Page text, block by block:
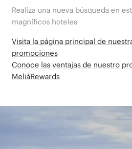
Realiza una nueva búsqueda en
magníficos hoteles
Visita la página principal de
promociones
Conoce las ventajas de nuestro
MeliáRewards